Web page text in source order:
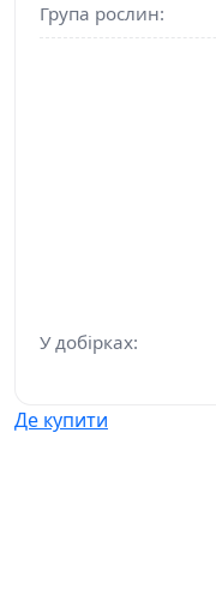
Група рослин:
У добірках:
Де купити